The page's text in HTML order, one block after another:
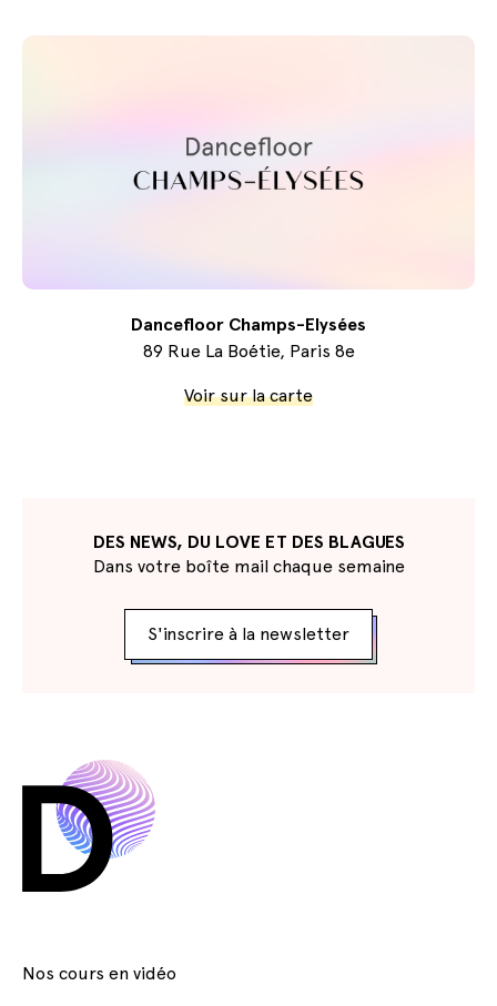
Dancefloor Champs-Elysées
89 Rue La Boétie, Paris 8e
Voir sur la carte
DES NEWS, DU LOVE ET DES BLAGUES
Dans votre boîte mail chaque semaine
S'inscrire à la newsletter
Nos cours en vidéo